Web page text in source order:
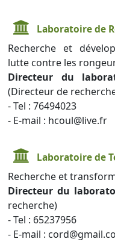
Laboratoire de
Recherche et
lutte contre les
Directeur du
(Directeur de
- Tel : 76494023
- E-mail : hcoul@live.fr
Laboratoire de
Recherche et
Directeur du
recherche)
- Tel : 65237956
- E-mail :